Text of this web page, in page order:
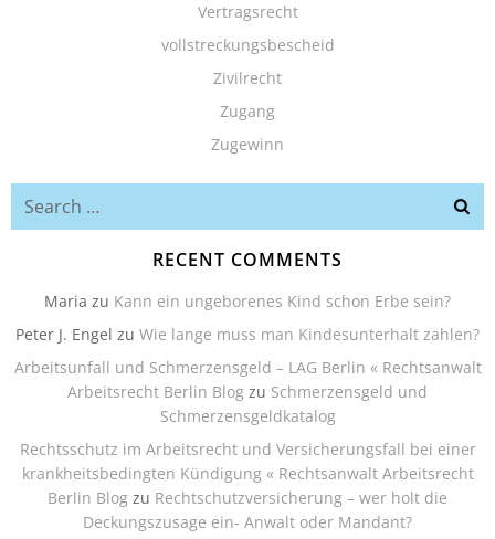
Vertragsrecht
vollstreckungsbescheid
Zivilrecht
Zugang
Zugewinn
Search
RECENT COMMENTS
Maria zu Kann ein ungeborenes Kind schon Erbe sein?
Peter J. Engel zu Wie lange muss man Kindesunterhalt zahlen?
Arbeitsunfall und Schmerzensgeld – LAG Berlin « Rechtsanwalt
Arbeitsrecht Berlin Blog zu Schmerzensgeld und
Schmerzensgeldkatalog
Rechtsschutz im Arbeitsrecht und Versicherungsfall bei einer
krankheitsbedingten Kündigung « Rechtsanwalt Arbeitsrecht
Berlin Blog zu Rechtschutzversicherung – wer holt die
Deckungszusage ein- Anwalt oder Mandant?